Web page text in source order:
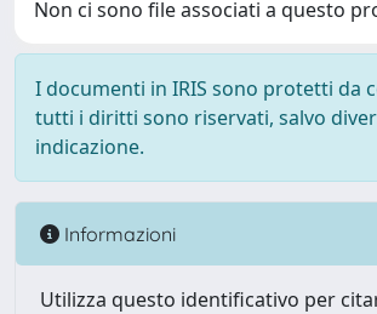
Non ci sono file associati a questo
I documenti in IRIS sono protetti da
tutti i diritti sono riservati, salvo
indicazione.
Informazioni
Utilizza questo identificativo per